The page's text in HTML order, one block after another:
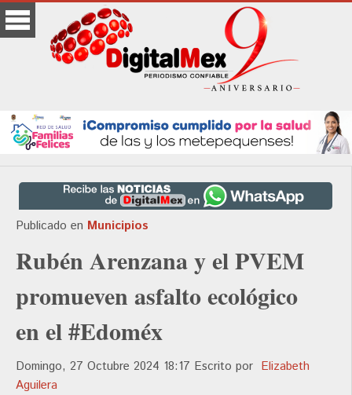
Publicado en Municipios
Rubén Arenzana y el PVEM
promueven asfalto ecológico
en el #Edoméx
Domingo, 27 Octubre 2024 18:17 Escrito por Elizabeth
Aguilera